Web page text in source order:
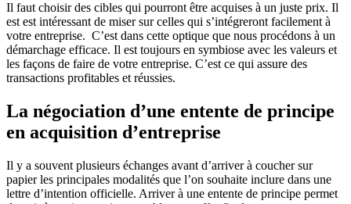
Il faut choisir des cibles qui pourront être acquises à un juste prix. Il
est est intéressant de miser sur celles qui s’intégreront facilement à
votre entreprise. C’est dans cette optique que nous procédons à un
démarchage efficace. Il est toujours en symbiose avec les valeurs et
les façons de faire de votre entreprise. C’est ce qui assure des
transactions profitables et réussies.
La négociation d’une entente de principe
en acquisition d’entreprise
Il y a souvent plusieurs échanges avant d’arriver à coucher sur
papier les principales modalités que l’on souhaite inclure dans une
lettre d’intention officielle. Arriver à une entente de principe permet